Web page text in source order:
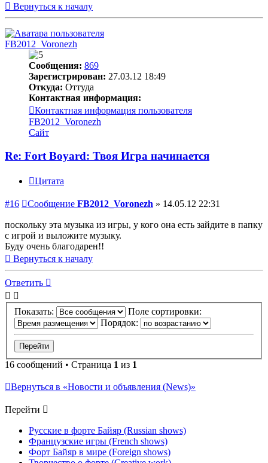
Вернуться к началу
FB2012_Voronezh
Сообщения: 869
Зарегистрирован: 27.03.12 18:49
Откуда: Оттуда
Контактная информация:
Контактная информация пользователя
FB2012_Voronezh
Сайт
Re: Fort Boyard: Твоя Игра начинается
Цитата
#16 Сообщение FB2012_Voronezh » 14.05.12 22:31
поскольку эта музыка из игры, у кого она есть зайдите в папку
с игрой и выложите музыку.
Буду очень благодарен!!
Вернуться к началу
Ответить
Показать:
Поле сортировки:
Порядок:
16 сообщений • Страница 1 из 1
Вернуться в «Новости и объявления (News)»
Перейти
Русские в форте Байяр (Russian shows)
Французские игры (French shows)
Форт Байяр в мире (Foreign shows)